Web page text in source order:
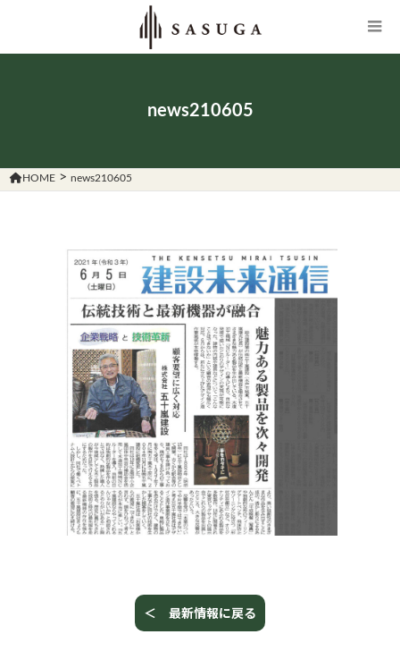
news210605
HOME > news210605
＜ 最新情報に戻る